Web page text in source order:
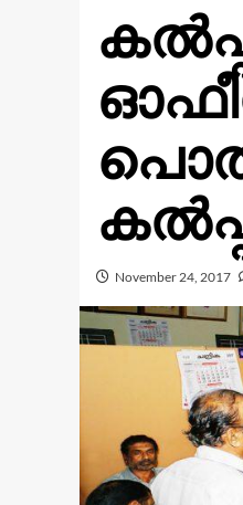
November 24, 2017